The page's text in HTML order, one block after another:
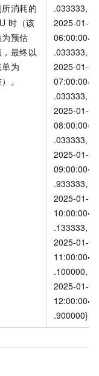
消耗的
时（该
预估
最终以
单为
。
.033333,
2025-01-09
06:00:00=2
.033333,
2025-01-09
07:00:00=2
.033333,
2025-01-09
08:00:00=2
.033333,
2025-01-09
09:00:00=1
.933333,
2025-01-09
10:00:00=2
.133333,
2025-01-09
11:00:00=3
.100000,
2025-01-09
12:00:00=2
.900000}